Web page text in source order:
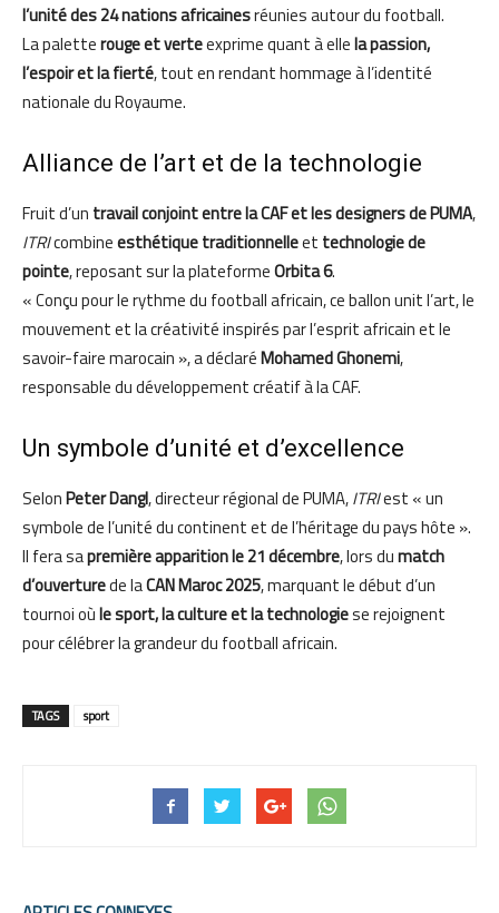
l’unité des 24 nations africainesréunies autour du football.
La paletterouge et verteexprime quant à ellela passion,
l’espoir et la fierté, tout en rendant hommage à l’identité
nationale du Royaume.
Alliance de l’art et de la technologie
Fruit d’un travail conjoint entre la CAF et les designers de PUMA,
ITRIcombineesthétique traditionnelleet technologie de
pointe, reposant sur la plateformeOrbita 6.
« Conçu pour le rythme du football africain, ce ballon unit l’art, le
mouvement et la créativité inspirés par l’esprit africain et le
savoir-faire marocain », a déclaréMohamed Ghonemi,
responsable du développement créatif à la CAF.
Un symbole d’unité et d’excellence
SelonPeter Dangl, directeur régional de PUMA,ITRIest « un
symbole de l’unité du continent et de l’héritage du pays hôte ».
Il fera sapremière apparition le 21 décembre, lors dumatch
d’ouverturede laCAN Maroc 2025, marquant le début d’un
tournoi oùle sport, la culture et la technologiese rejoignent
pour célébrer la grandeur du football africain.
TAGS sport